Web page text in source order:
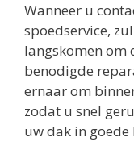
Wanneer u
spoedservice,
langskomen om
benodigde
ernaar om
zodat u snel
uw dak in goede